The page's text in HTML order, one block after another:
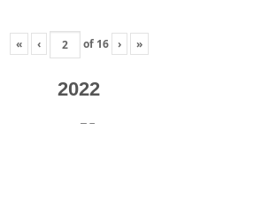
« ‹ of 16 › »
2022